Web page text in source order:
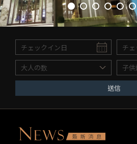
送信